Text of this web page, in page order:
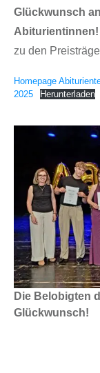
Glückwunsch
Abiturientinnen!
zu den
Homepage
2025
Herunterladen
Die Belobigten
Glückwunsch!